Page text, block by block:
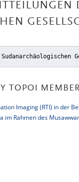
TOPOI
Imaging (RTI) in der
im Rahmen des